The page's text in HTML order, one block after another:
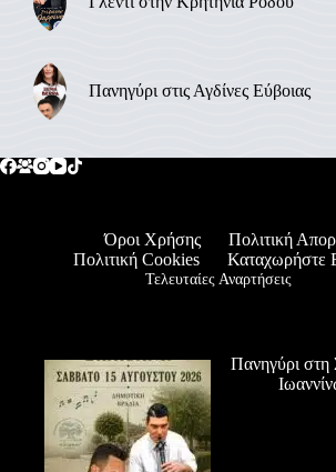
Πανηγύρι στις Αγδίνες Εύβοιας
Όροι Χρήσης
Πολιτική
Πολιτική Cookies
Καταχωρήστε
Τελευταίες Αναρτήσεις
Πανηγύρι στη